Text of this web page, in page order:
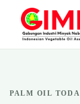
PALM OIL